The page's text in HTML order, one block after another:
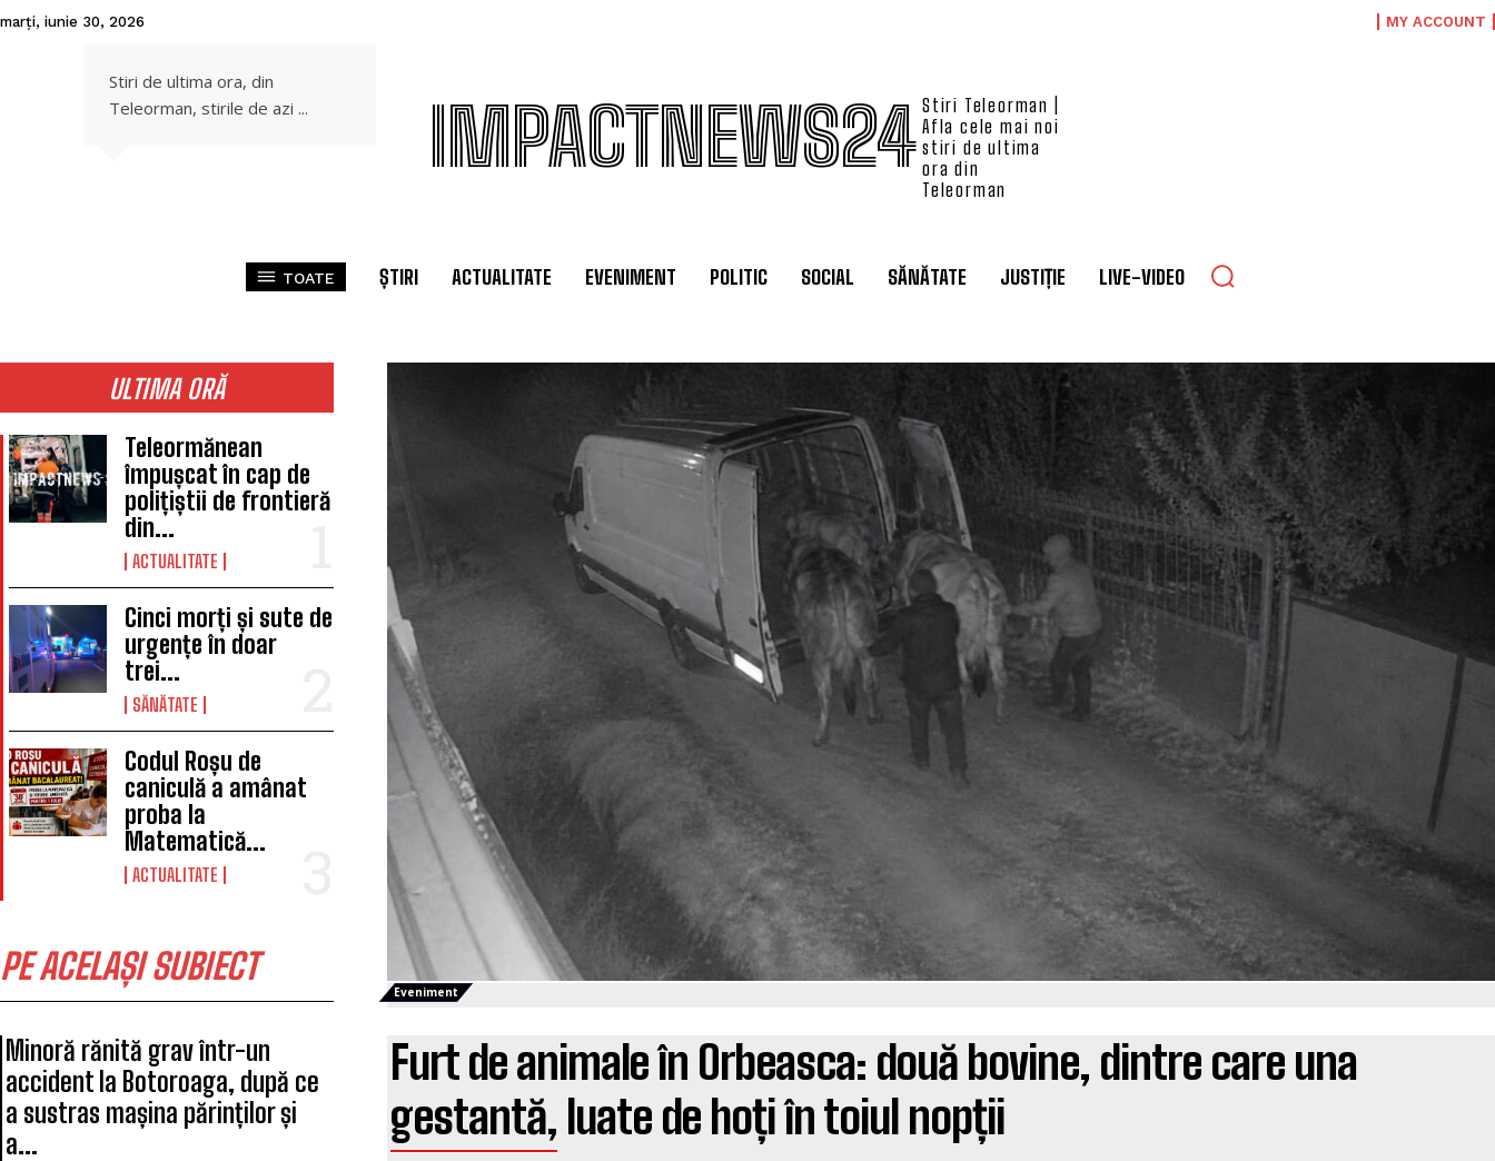
marți, iunie 30, 2026 MY ACCOUNT
Stiri de ultima ora, din
Teleorman, stirile de azi ...
IMPACTNEWS24 Stiri Teleorman |
Afla cele mai noi
stiri de ultima
ora din
Teleorman
TOATE ȘTIRI ACTUALITATE EVENIMENT POLITIC SOCIAL SĂNĂTATE JUSTIȚIE LIVE-VIDEO
ULTIMA ORĂ
Teleormănean
împușcat în cap de
polițiștii de frontieră
din...
ACTUALITATE
Cinci morți și sute de
urgențe în doar
trei...
SĂNĂTATE
Codul Roșu de
caniculă a amânat
proba la
Matematică...
ACTUALITATE
PE ACELAȘI SUBIECT
Minoră rănită grav într-un
accident la Botoroaga, după ce
a sustras mașina părinților și
a...
Eveniment
Furt de animale în Orbeasca: două bovine, dintre care una
gestantă, luate de hoți în toiul nopții